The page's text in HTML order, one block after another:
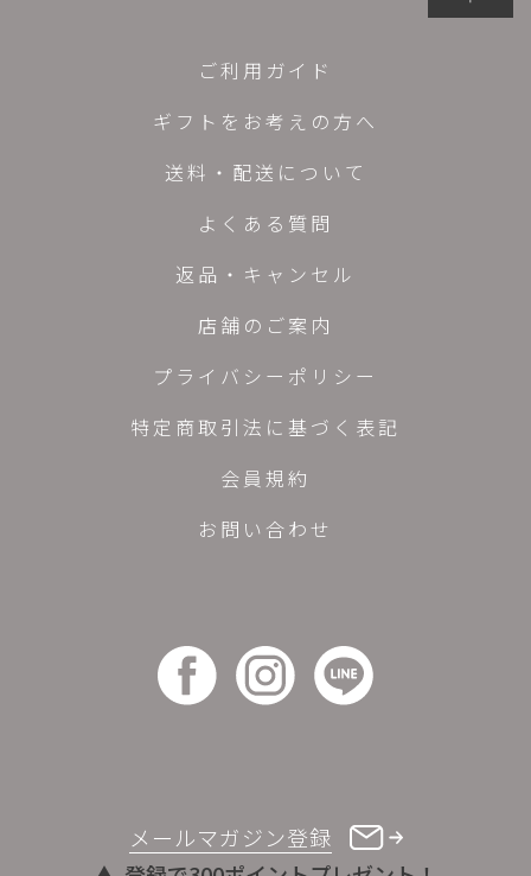
メールマガジン登録
ご利用ガイド
ギフトをお考えの方へ
送料・配送について
よくある質問
返品・キャンセル
店舗のご案内
プライバシーポリシー
特定商取引法に基づく表記
会員規約
お問い合わせ